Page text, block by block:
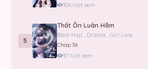
306 lượt xem
5
Thất Ôn Luân Hãm
Bách Hợp , Drama , Girl Love
Chap 36
97 lượt xem